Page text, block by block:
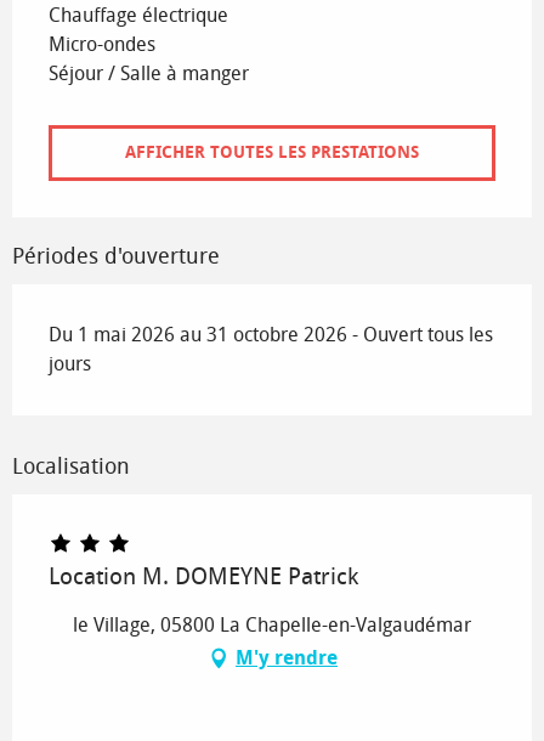
Chauffage électrique
Micro-ondes
Séjour / Salle à manger
AFFICHER TOUTES LES PRESTATIONS
Périodes d'ouverture
Du 1 mai 2026 au 31 octobre 2026 - Ouvert tous les
jours
Localisation
Location M. DOMEYNE Patrick
le Village, 05800 La Chapelle-en-Valgaudémar
M'y rendre